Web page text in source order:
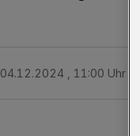
04.12.2024 , 11:00 Uhr